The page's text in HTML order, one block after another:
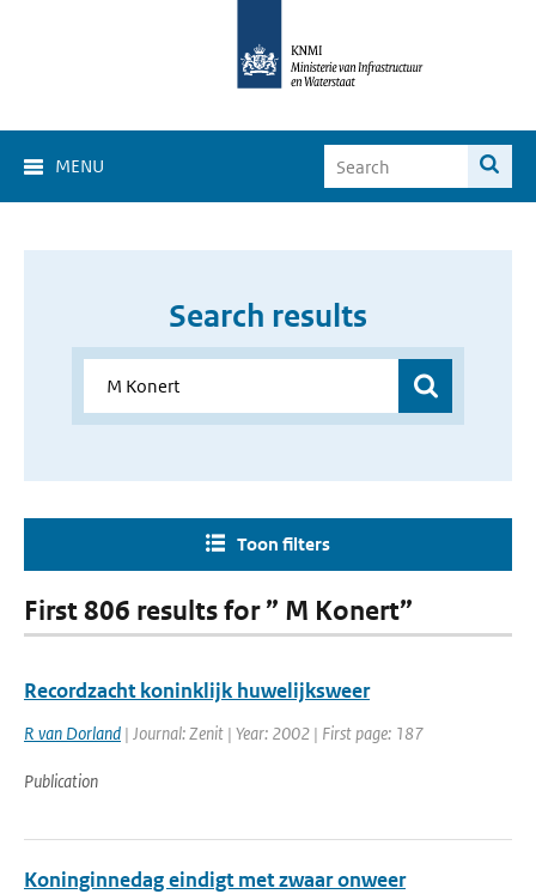
MENU
Search results
Toon filters
First 806 results for ” M Konert”
Recordzacht koninklijk huwelijksweer
R van Dorland | Journal: Zenit | Year: 2002 | First page: 187
Publication
Koninginnedag eindigt met zwaar onweer